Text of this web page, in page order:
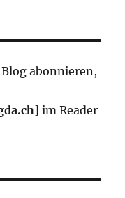
abonnieren,
] im Reader